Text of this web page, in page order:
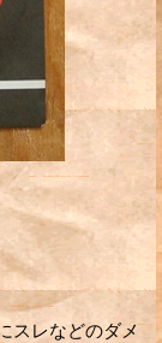
レなどのダメ